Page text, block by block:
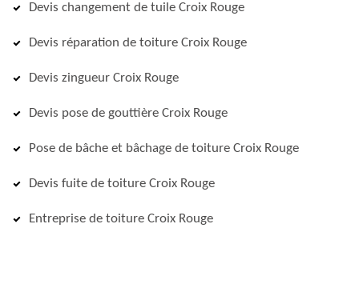
Devis changement de tuile Croix Rouge
Devis réparation de toiture Croix Rouge
Devis zingueur Croix Rouge
Devis pose de gouttière Croix Rouge
Pose de bâche et bâchage de toiture Croix Rouge
Devis fuite de toiture Croix Rouge
Entreprise de toiture Croix Rouge